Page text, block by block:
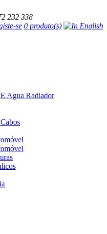
232 338
se 0 produto(s)
Agua Radiador